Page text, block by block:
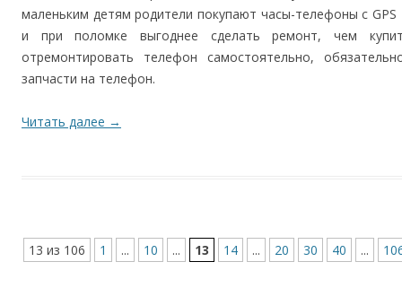
маленьким детям родители покупают часы-телефоны с
и при поломке выгоднее сделать ремонт, чем
отремонтировать телефон самостоятельно,
запчасти на телефон.
Читать далее →
13 из 106 1 ... 10 ... 13 14 ... 20 30 40 ...